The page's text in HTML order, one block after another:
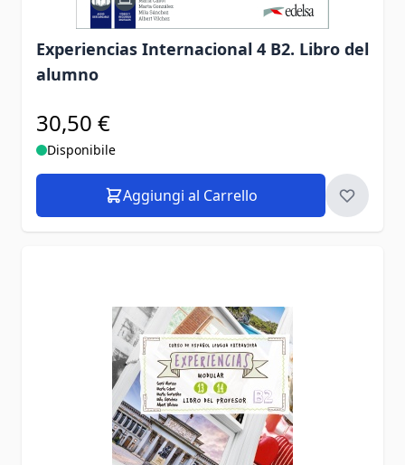
Experiencias Internacional 4 B2. Libro del
alumno
30,50 €
Disponibile
Aggiungi al Carrello